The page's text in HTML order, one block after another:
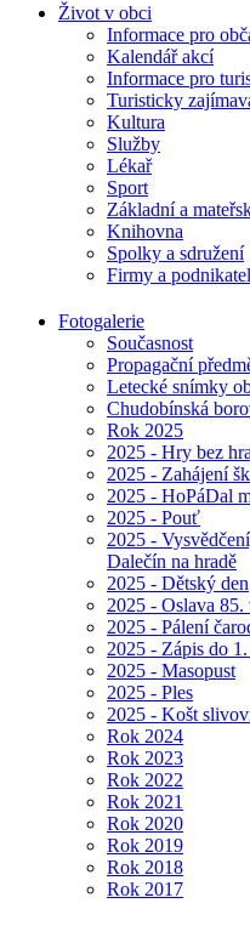
Život v obci
Informace pro
Kalendář akcí
Informace pro
Turisticky
Kultura
Služby
Lékař
Sport
Základní a
Knihovna
Spolky a sdružení
Firmy a
Fotogalerie
Současnost
Propagační
Letecké snímky
Chudobínská
Rok 2025
2025 - Hry bez
2025 - Zahájení
2025 - HoPáDal
2025 - Pouť
2025 -
Dalečín na hradě
2025 - Dětský den
2025 - Oslava
2025 - Pálení
2025 - Zápis do
2025 - Masopust
2025 - Ples
2025 - Košt
Rok 2024
Rok 2023
Rok 2022
Rok 2021
Rok 2020
Rok 2019
Rok 2018
Rok 2017